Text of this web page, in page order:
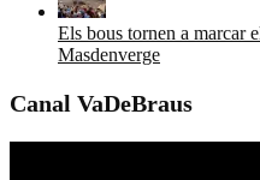
Els bous tornen a marcar
Masdenverge
Canal VaDeBraus